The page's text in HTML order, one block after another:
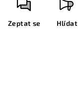
Zeptat se Hlídat